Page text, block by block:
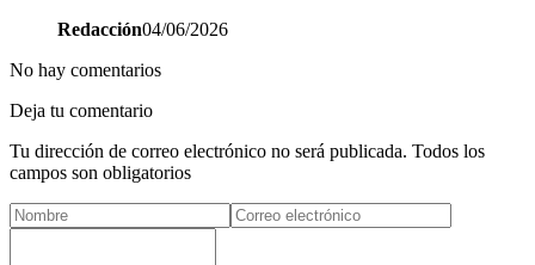
Redacción04/06/2026
No hay comentarios
Deja tu comentario
Tu dirección de correo electrónico no será publicada. Todos los
campos son obligatorios